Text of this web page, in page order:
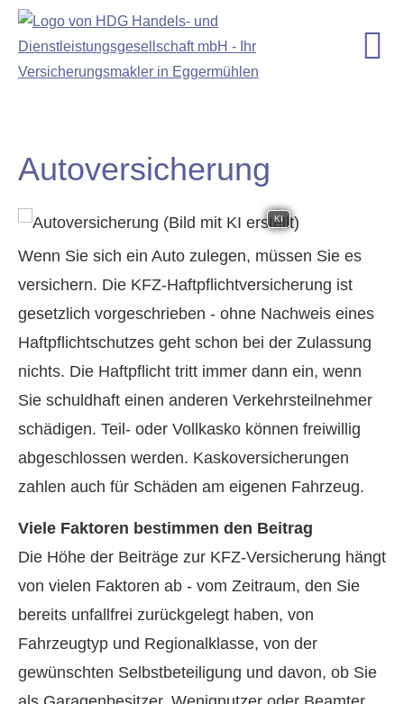
Auto­ver­si­che­rung
KI
Wenn Sie sich ein Auto zulegen, müssen Sie es
ver­sichern. Die KFZ-Haft­pflichtversicherung ist
gesetzlich vorgeschrieben - ohne Nachweis eines
Haft­pflichtschutzes geht schon bei der Zulassung
nichts. Die Haft­pflicht tritt immer dann ein, wenn
Sie schuldhaft einen anderen Verkehrsteilnehmer
schädigen. Teil- oder Vollkasko können freiwillig
abgeschlossen werden. Kaskoversicherungen
zahlen auch für Schäden am eigenen Fahrzeug.
Viele Faktoren bestimmen den Beitrag
Die Höhe der Beiträge zur KFZ-Versicherung hängt
von vielen Faktoren ab - vom Zeitraum, den Sie
bereits unfallfrei zurückgelegt haben, von
Fahrzeugtyp und Regionalklasse, von der
gewünschten Selbstbeteiligung und davon, ob Sie